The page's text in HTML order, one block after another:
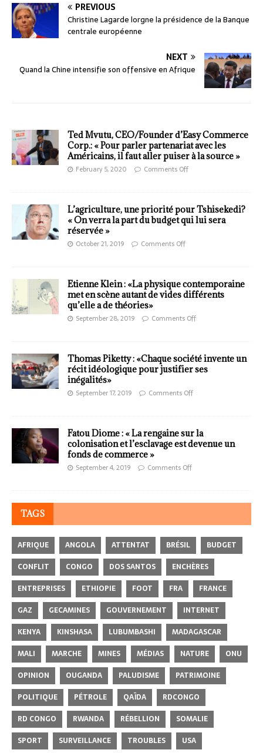
PREVIOUS
Christine Lagarde lorgne la présidence de la Banque
centrale européenne
NEXT
Quand la Chine intensifie son offensive en Afrique
Ted Mvutu, CEO/Founder d’Easy Commerce
Corp.: « Pour parler partenariat avec les
Américains, il faut aller puiser à la source »
February 5, 2020 Comments Off
L’agriculture, une priorité pour Tshisekedi?
« On verra la part du budget qui lui sera
réservée »
October 21, 2019 Comments Off
Etienne Klein : «La physique contemporaine
met en scène autant de vides différents
qu’elle a de théories»
September 28, 2019 Comments Off
Thomas Piketty : «Chaque société invente un
récit idéologique pour justifier ses
inégalités»
September 17, 2019 Comments Off
Fatou Diome : « La rengaine sur la
colonisation et l’esclavage est devenue un
fonds de commerce »
September 4, 2019 Comments Off
TAGS
AFRIQUE ANGOLA ATTENTAT BRÉSIL
BUDGET
CONFLIT
CONGO DOS SANTOS
ENCHÈRES
ENTREPRISES
ETHIOPIE FOOT FRA
FRANCE
GAZ
GECAMINES GOUVERNEMENT
INTERNET
KENYA
KINSHASA LUBUMBASHI
MADAGASCAR
MALI
MARCHE MINES MÉDIAS NATURE
ONU
OPINION
OUGANDA PALUDISME
PATRIMOINE
POLITIQUE
PÉTROLE QAÏDA
RDCONGO
RD CONGO
RWANDA RÉBELLION
SOMALIE
SPORT
SURVEILLANCE TROUBLES USA